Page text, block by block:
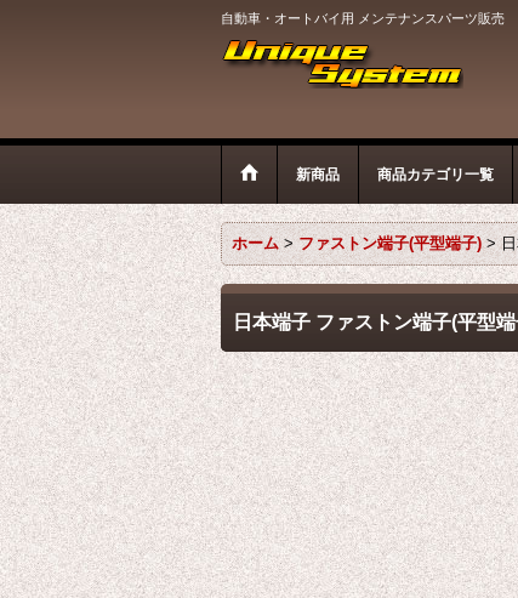
自動車・オートバイ用 メンテナンスパーツ販売
新商品 商品カテゴリ一覧
ホーム > ファストン端子(平型端子) >
日本端子 ファストン端子(平型